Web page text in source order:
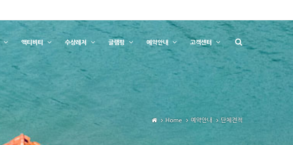
액티비티 수상레저 글램핑 예약안내 고객센터
Home 예약안내 단체견적